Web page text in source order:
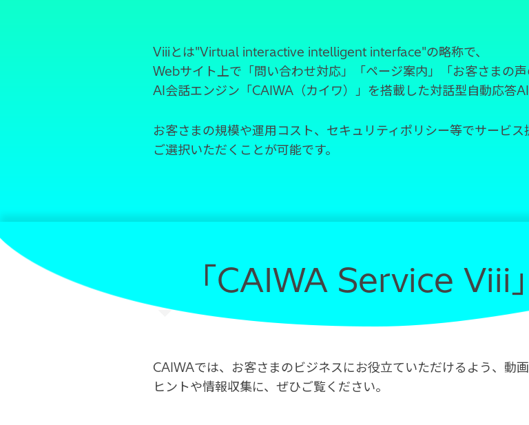
Viiiとは"Virtual interactive intelligent interface"の略称で、
Webサイト上で「問い合わせ対応」「ページ案内」「お客さまの声
AI会話エンジン「CAIWA（カイワ）」を搭載した対話型自動応答AI
お客さまの規模や運用コスト、セキュリティポリシー等でサービ
ご選択いただくことが可能です。
「CAIWA Service Viii
CAIWAでは、お客さまのビジネスにお役立ていただけるよう、動
ヒントや情報収集に、ぜひご覧ください。